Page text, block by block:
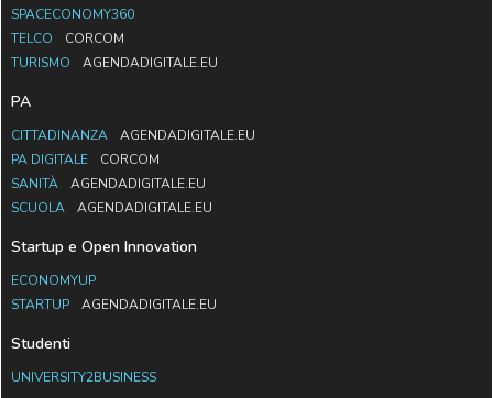
SPACECONOMY360
TELCO
CORCOM
TURISMO
AGENDADIGITALE.EU
PA
CITTADINANZA
AGENDADIGITALE.EU
PA DIGITALE
CORCOM
SANITÀ
AGENDADIGITALE.EU
SCUOLA
AGENDADIGITALE.EU
Startup e Open Innovation
ECONOMYUP
STARTUP
AGENDADIGITALE.EU
Studenti
UNIVERSITY2BUSINESS